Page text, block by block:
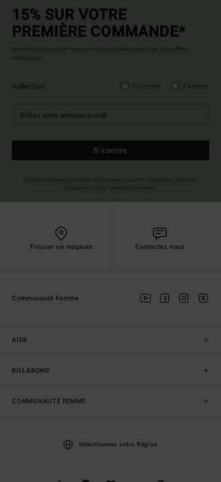
15% SUR VOTRE
PREMIÈRE COMMANDE*
Abonnez-vous pour recevoir nos dernières actus et nos offres
exclusives.
Collection
S'inscrire
Trouver un magasin Contactez nous
AIDE
BILLABONG
Communauté Femme
COMMUNAUTÉ FEMME
Sélectionnez votre Région